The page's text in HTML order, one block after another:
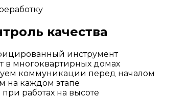
качества
инструмент
в многоквартирных домах
коммуникации перед началом
на каждом этапе
при работах на высоте